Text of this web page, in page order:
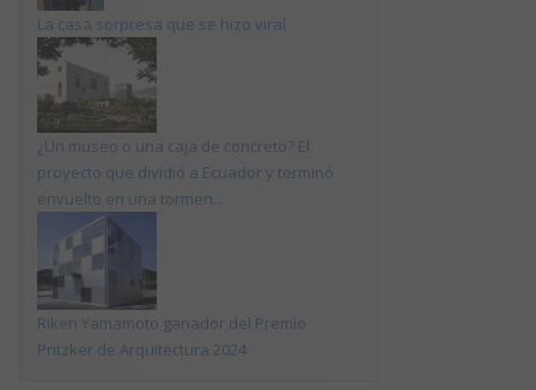
La casa sorpresa que se hizo viral
¿Un museo o una caja de concreto? El
proyecto que dividió a Ecuador y terminó
envuelto en una tormen...
Riken Yamamoto ganador del Premio
Pritzker de Arquitectura 2024